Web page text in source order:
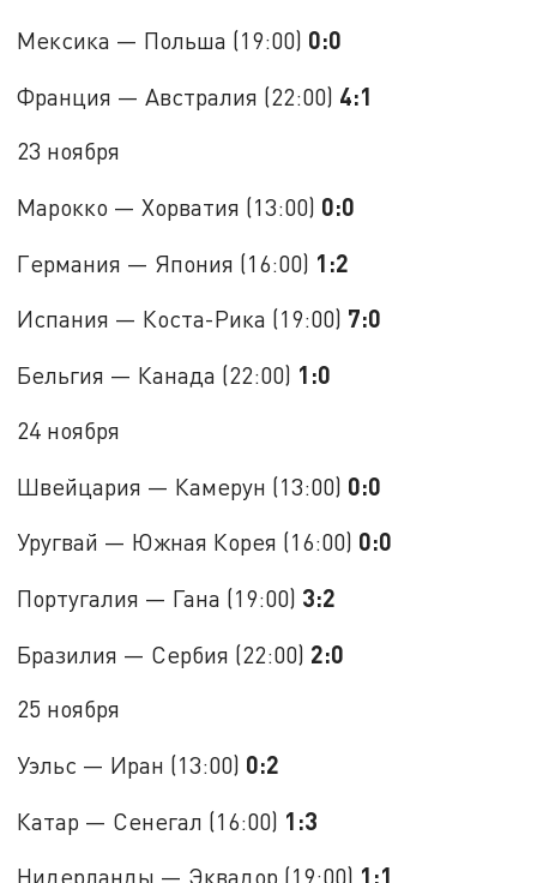
Мексика — Польша (19:00) 0:0
Франция — Австралия (22:00) 4:1
23 ноября
Марокко — Хорватия (13:00) 0:0
Германия — Япония (16:00) 1:2
Испания — Коста-Рика (19:00) 7:0
Бельгия — Канада (22:00) 1:0
24 ноября
Швейцария — Камерун (13:00) 0:0
Уругвай — Южная Корея (16:00) 0:0
Португалия — Гана (19:00) 3:2
Бразилия — Сербия (22:00) 2:0
25 ноября
Уэльс — Иран (13:00) 0:2
Катар — Сенегал (16:00) 1:3
Нидерланды — Эквадор (19:00) 1:1